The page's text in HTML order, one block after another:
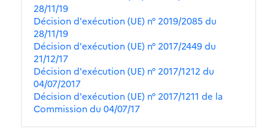
28/11/19
Décision d'exécution (UE) n° 2019/2085 du
28/11/19
Décision d'exécution (UE) n° 2017/2449 du
21/12/17
Décision d'exécution (UE) n° 2017/1212 du
04/07/2017
Décision d'exécution (UE) n° 2017/1211 de la
Commission du 04/07/17